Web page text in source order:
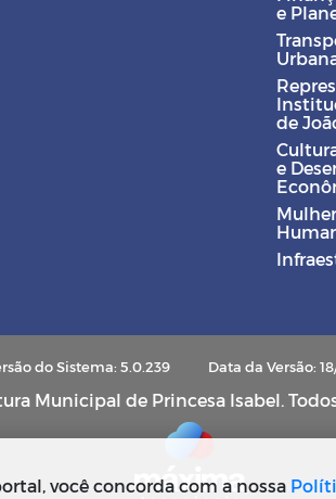
e
de
e
do Sistema: 5.0.239 Data da Versão:
Municipal de Princesa Isabel.
você concorda com a nossa